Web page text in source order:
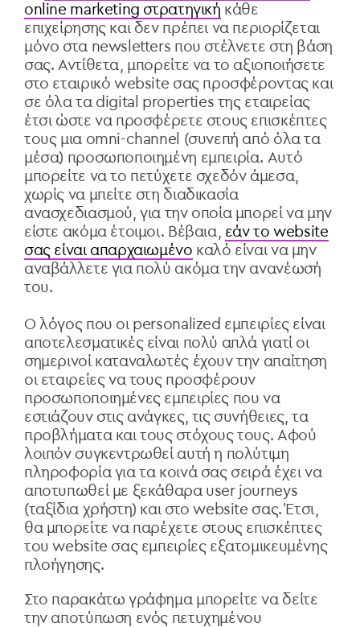
online marketing στρατηγική κάθε
επιχείρησης και δεν πρέπει να περιορίζεται
μόνο στα newsletters που στέλνετε στη βάση
σας. Αντίθετα, μπορείτε να το αξιοποιήσετε
στο εταιρικό website σας προσφέροντας και
σε όλα τα digital properties της εταιρείας
έτσι ώστε να προσφέρετε στους επισκέπτες
τους μια omni-channel (συνεπή από όλα τα
μέσα) προσωποποιημένη εμπειρία. Αυτό
μπορείτε να το πετύχετε σχεδόν άμεσα,
χωρίς να μπείτε στη διαδικασία
ανασχεδιασμού, για την οποία μπορεί να μην
είστε ακόμα έτοιμοι. Βέβαια, εάν το website
σας είναι απαρχαιωμένο καλό είναι να μην
αναβάλλετε για πολύ ακόμα την ανανέωσή
του.
Ο λόγος που οι personalized εμπειρίες είναι
αποτελεσματικές είναι πολύ απλά γιατί οι
σημερινοί καταναλωτές έχουν την απαίτηση
οι εταιρείες να τους προσφέρουν
προσωποποιημένες εμπειρίες που να
εστιάζουν στις ανάγκες, τις συνήθειες, τα
προβλήματα και τους στόχους τους. Αφού
λοιπόν συγκεντρωθεί αυτή η πολύτιμη
πληροφορία για τα κοινά σας σειρά έχει να
αποτυπωθεί με ξεκάθαρα user journeys
(ταξίδια χρήστη) και στο website σας. Έτσι,
θα μπορείτε να παρέχετε στους επισκέπτες
του website σας εμπειρίες εξατομικευμένης
πλοήγησης.
Στο παρακάτω γράφημα μπορείτε να δείτε
την αποτύπωση ενός πετυχημένου